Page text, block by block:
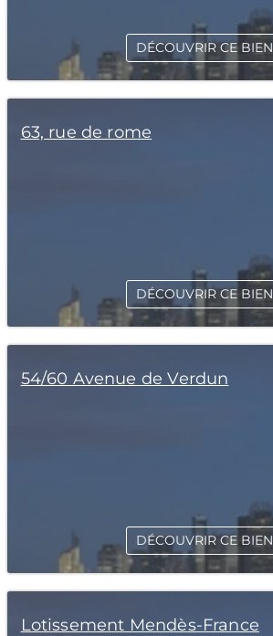
DÉCOUVRIR CE BIEN
63, rue de rome
DÉCOUVRIR CE BIEN
54/60 Avenue de Verdun
DÉCOUVRIR CE BIEN
Lotissement Mendès-France